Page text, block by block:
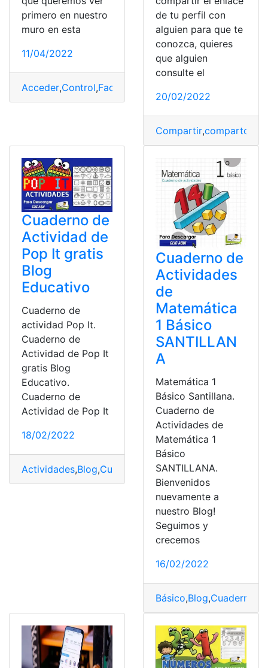
primero en nuestro
muro en esta
11/04/2022
Acceder,Control,Facebook
de tu perfil con
alguien para que te
conozca, quieres
que alguien
consulte el
20/02/2022
Compartir,comparto
Cuaderno de
Actividad de
Pop It gratis
Blog
Educativo
Cuaderno de
actividad Pop It.
Cuaderno de
Actividad de Pop It
gratis Blog
Educativo.
Cuaderno de
Actividad de Pop It
18/02/2022
Actividades,Blog,Cuadernos Descargar,Educación
Cuaderno de
Actividades
de
Matemática
1 Básico
SANTILLAN
A
Matemática 1
Básico Santillana.
Cuaderno de
Actividades de
Matemática 1
Básico
SANTILLANA.
Bienvenidos
nuevamente a
nuestro Blog!
Seguimos y
crecemos
16/02/2022
Básico,Blog,Cuadernos